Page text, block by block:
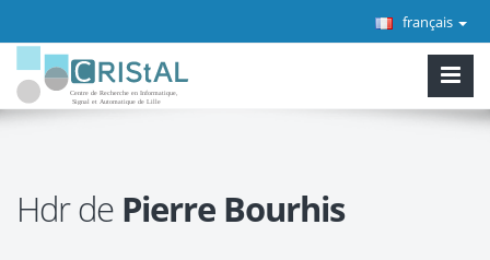
français
Hdr de Pierre Bourhis